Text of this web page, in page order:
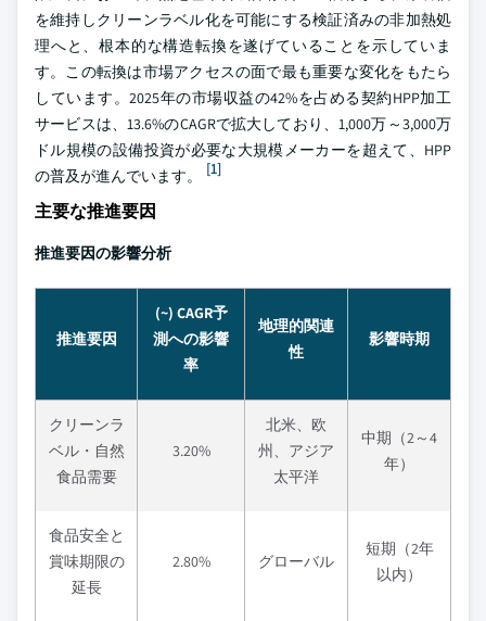
を維持しクリーンラベル化を可能にする検証済みの非加熱処
理へと、根本的な構造転換を遂げていることを示していま
す。この転換は市場アクセスの面で最も重要な変化をもたら
しています。2025年の市場収益の42%を占める契約HPP加工
サービスは、13.6%のCAGRで拡大しており、1,000万～3,000万
ドル規模の設備投資が必要な大規模メーカーを超えて、HPP
の普及が進んでいます。
[1]
主要な推進要因
推進要因の影響分析
推進要因
(~) CAGR予
測への影響
率
地理的関連
性
影響時期
クリーンラ
ベル・自然
食品需要
3.20%
北米、欧
州、アジア
太平洋
中期（2～4
年）
食品安全と
賞味期限の
延長
2.80% グローバル
短期（2年
以内）